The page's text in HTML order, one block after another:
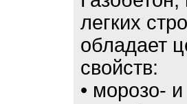
легких
обладает
свойств:
• морозо-